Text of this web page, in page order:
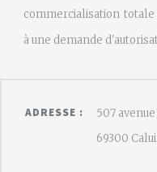
commercialisation
à une demande
ADRESSE :
507
69300